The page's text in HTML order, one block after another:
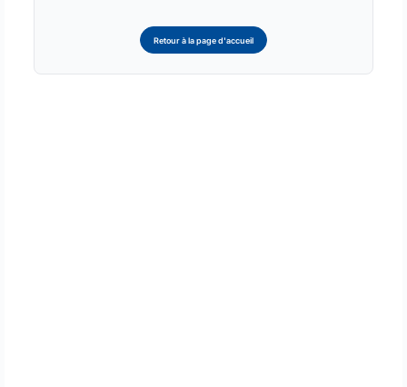
Retour à la page d'accueil